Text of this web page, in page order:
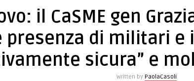
il CaSME gen
presenza di militari e
sicura” e
Written by PaolaCasoli